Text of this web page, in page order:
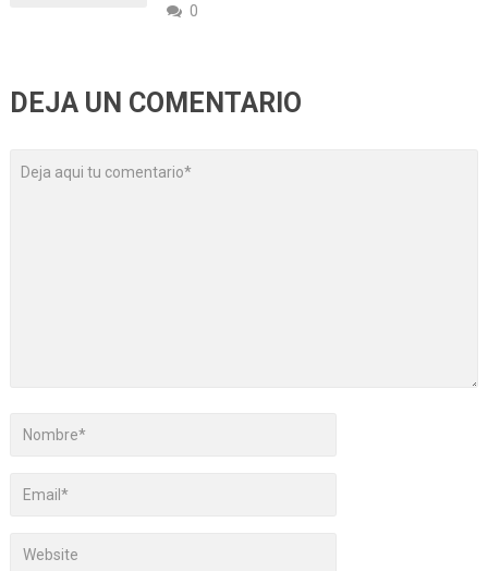
0
DEJA UN COMENTARIO